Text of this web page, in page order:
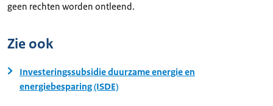
geen rechten worden ontleend.
Zie ook
Investeringssubsidie duurzame energie en
energiebesparing (ISDE)